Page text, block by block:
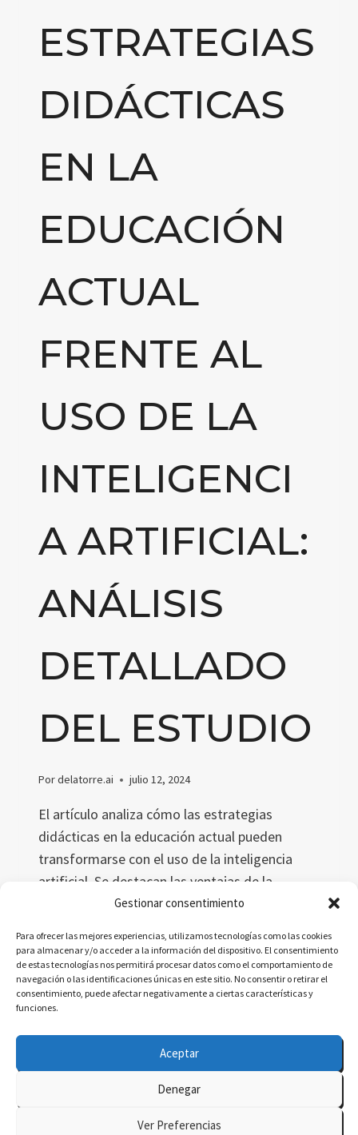
Gestionar consentimiento
Para ofrecer las mejores experiencias, utilizamos tecnologías como las cookies
para almacenar y/o acceder a la información del dispositivo. El consentimiento
de estas tecnologías nos permitirá procesar datos como el comportamiento de
navegación o las identificaciones únicas en este sitio. No consentir o retirar el
consentimiento, puede afectar negativamente a ciertas características y
funciones.
Aceptar
Denegar
Ver Preferencias
ESTRATEGIAS
DIDÁCTICAS
EN LA
EDUCACIÓN
ACTUAL
FRENTE AL
USO DE LA
INTELIGENCI
A ARTIFICIAL:
ANÁLISIS
DETALLADO
DEL ESTUDIO
Pordelatorre.ai julio 12, 2024
El artículo analiza cómo las estrategias
didácticas en la educación actual pueden
transformarse con el uso de la inteligencia
artificial. Se destacan las ventajas de la
personalización del aprendizaje, la
mejora de la interacción entre profesores y
estudiantes.
LEER MÁS